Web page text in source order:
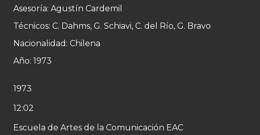
Asesoría: Agustín Cardemil
Técnicos: C. Dahms, G. Schiavi, C. del Río, G. Bravo
Nacionalidad: Chilena
Año: 1973
1973
12:02
Escuela de Artes de la Comunicación EAC